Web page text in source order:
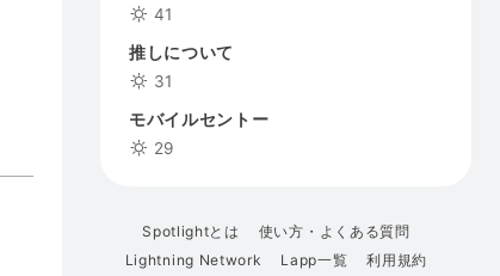
41
推しについて
31
モバイルセントー
29
Spotlightとは
使い方・よくある質問
Lightning Network
Lapp一覧
利用規約